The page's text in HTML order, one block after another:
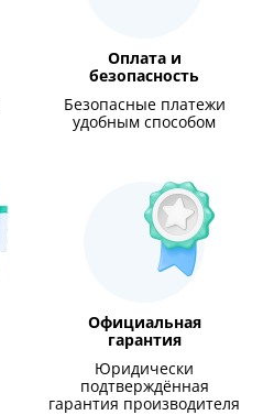
Оплата и
безопасность
Безопасные платежи
удобным способом
Официальная
гарантия
Юридически
подтверждённая
гарантия производителя